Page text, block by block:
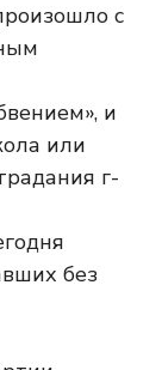
с
и
или
г-
без